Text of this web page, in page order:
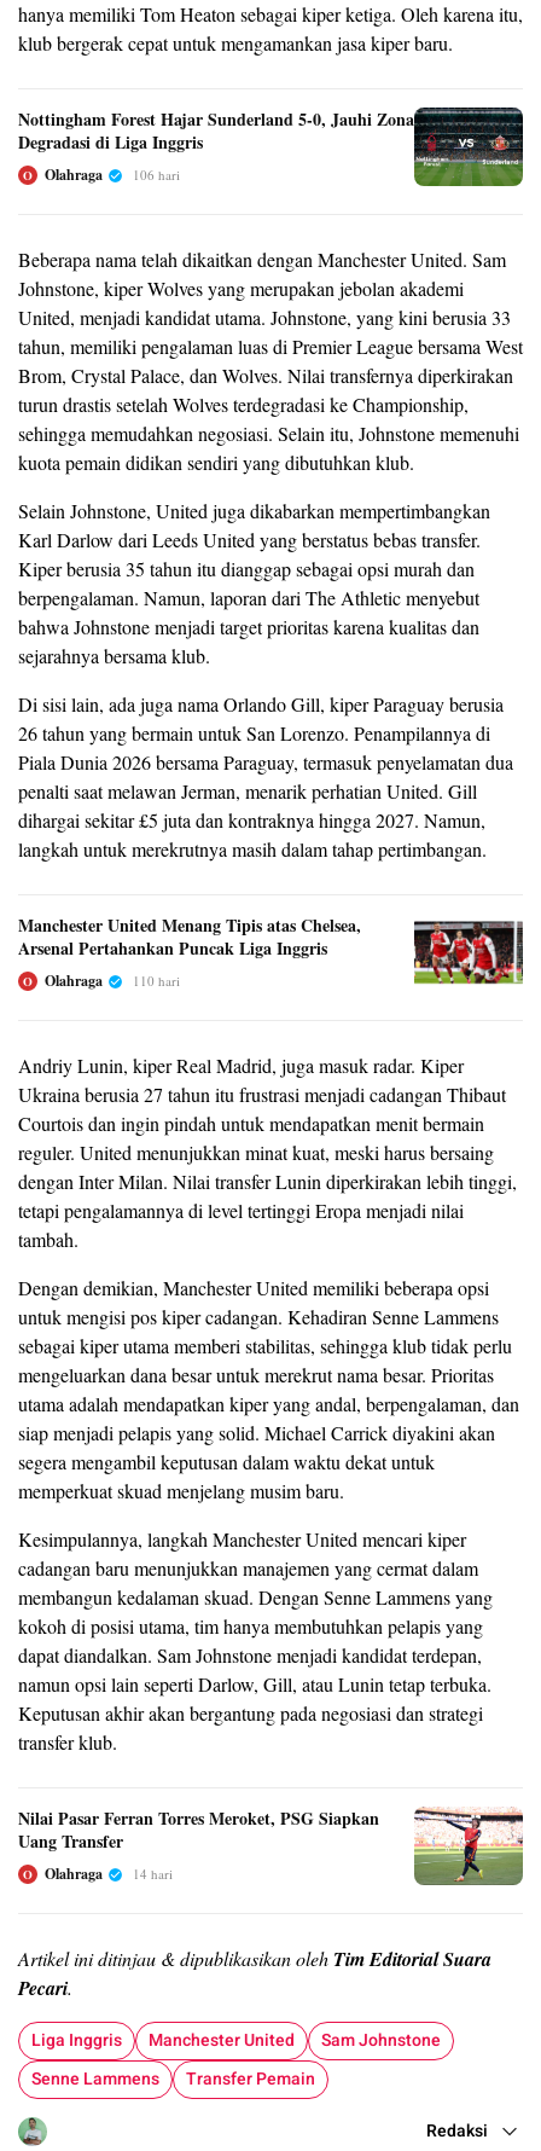
hanya memiliki Tom Heaton sebagai kiper ketiga. Oleh karena itu,
klub bergerak cepat untuk mengamankan jasa kiper baru.
Nottingham Forest Hajar Sunderland 5-0, Jauhi Zona
Degradasi di Liga Inggris
O Olahraga 106 hari
Beberapa nama telah dikaitkan dengan Manchester United. Sam
Johnstone, kiper Wolves yang merupakan jebolan akademi
United, menjadi kandidat utama. Johnstone, yang kini berusia 33
tahun, memiliki pengalaman luas di Premier League bersama West
Brom, Crystal Palace, dan Wolves. Nilai transfernya diperkirakan
turun drastis setelah Wolves terdegradasi ke Championship,
sehingga memudahkan negosiasi. Selain itu, Johnstone memenuhi
kuota pemain didikan sendiri yang dibutuhkan klub.
Selain Johnstone, United juga dikabarkan mempertimbangkan
Karl Darlow dari Leeds United yang berstatus bebas transfer.
Kiper berusia 35 tahun itu dianggap sebagai opsi murah dan
berpengalaman. Namun, laporan dari The Athletic menyebut
bahwa Johnstone menjadi target prioritas karena kualitas dan
sejarahnya bersama klub.
Di sisi lain, ada juga nama Orlando Gill, kiper Paraguay berusia
26 tahun yang bermain untuk San Lorenzo. Penampilannya di
Piala Dunia 2026 bersama Paraguay, termasuk penyelamatan dua
penalti saat melawan Jerman, menarik perhatian United. Gill
dihargai sekitar £5 juta dan kontraknya hingga 2027. Namun,
langkah untuk merekrutnya masih dalam tahap pertimbangan.
Manchester United Menang Tipis atas Chelsea,
Arsenal Pertahankan Puncak Liga Inggris
O Olahraga 110 hari
Andriy Lunin, kiper Real Madrid, juga masuk radar. Kiper
Ukraina berusia 27 tahun itu frustrasi menjadi cadangan Thibaut
Courtois dan ingin pindah untuk mendapatkan menit bermain
reguler. United menunjukkan minat kuat, meski harus bersaing
dengan Inter Milan. Nilai transfer Lunin diperkirakan lebih tinggi,
tetapi pengalamannya di level tertinggi Eropa menjadi nilai
tambah.
Dengan demikian, Manchester United memiliki beberapa opsi
untuk mengisi pos kiper cadangan. Kehadiran Senne Lammens
sebagai kiper utama memberi stabilitas, sehingga klub tidak perlu
mengeluarkan dana besar untuk merekrut nama besar. Prioritas
utama adalah mendapatkan kiper yang andal, berpengalaman, dan
siap menjadi pelapis yang solid. Michael Carrick diyakini akan
segera mengambil keputusan dalam waktu dekat untuk
memperkuat skuad menjelang musim baru.
Kesimpulannya, langkah Manchester United mencari kiper
cadangan baru menunjukkan manajemen yang cermat dalam
membangun kedalaman skuad. Dengan Senne Lammens yang
kokoh di posisi utama, tim hanya membutuhkan pelapis yang
dapat diandalkan. Sam Johnstone menjadi kandidat terdepan,
namun opsi lain seperti Darlow, Gill, atau Lunin tetap terbuka.
Keputusan akhir akan bergantung pada negosiasi dan strategi
transfer klub.
Nilai Pasar Ferran Torres Meroket, PSG Siapkan
Uang Transfer
O Olahraga 14 hari
Artikel ini ditinjau & dipublikasikan oleh Tim Editorial Suara
Pecari.
Liga Inggris Manchester United
Sam Johnstone
Senne Lammens
Transfer Pemain
Redaksi